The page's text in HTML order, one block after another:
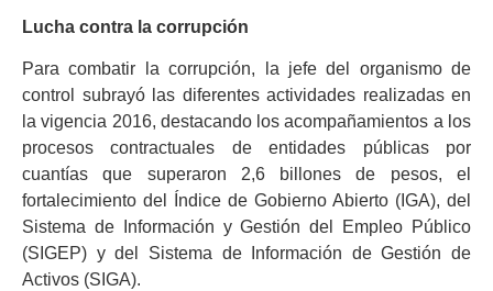
Lucha contra la corrupción
Para combatir la corrupción, la jefe del organismo de
control subrayó las diferentes actividades realizadas en
la vigencia 2016, destacando los acompañamientos a los
procesos contractuales de entidades públicas por
cuantías que superaron 2,6 billones de pesos, el
fortalecimiento del Índice de Gobierno Abierto (IGA), del
Sistema de Información y Gestión del Empleo Público
(SIGEP) y del Sistema de Información de Gestión de
Activos (SIGA).